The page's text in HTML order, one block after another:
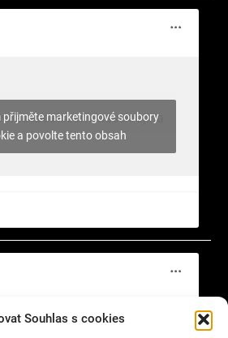
Souhlas s cookies
nasekrajina
přijměte marketingové soubory
a povolte tento obsah